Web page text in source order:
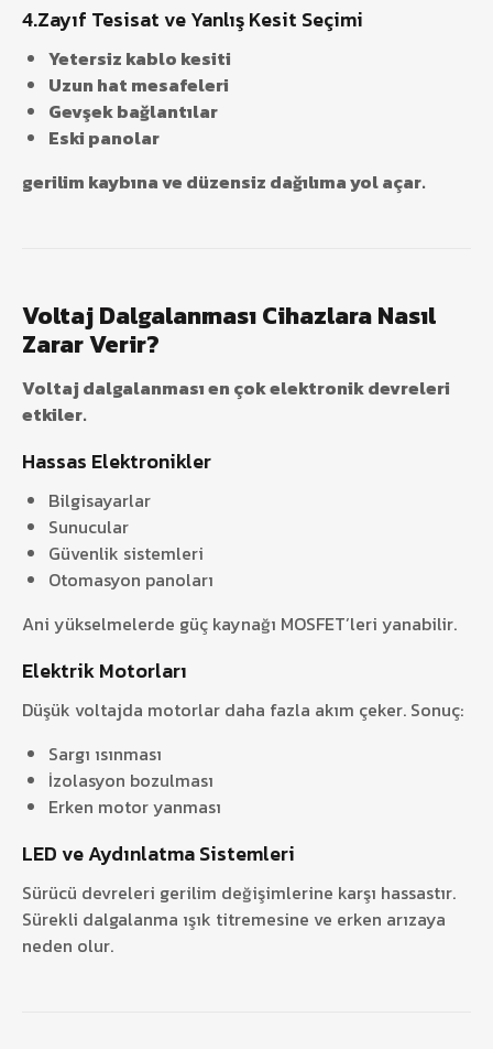
4.Zayıf Tesisat ve Yanlış Kesit Seçimi
Yetersiz kablo kesiti
Uzun hat mesafeleri
Gevşek bağlantılar
Eski panolar
gerilim kaybına ve düzensiz dağılıma yol açar.
Voltaj Dalgalanması Cihazlara Nasıl
Zarar Verir?
Voltaj dalgalanması en çok elektronik devreleri
etkiler.
Hassas Elektronikler
Bilgisayarlar
Sunucular
Güvenlik sistemleri
Otomasyon panoları
Ani yükselmelerde güç kaynağı MOSFET’leri yanabilir.
Elektrik Motorları
Düşük voltajda motorlar daha fazla akım çeker. Sonuç:
Sargı ısınması
İzolasyon bozulması
Erken motor yanması
LED ve Aydınlatma Sistemleri
Sürücü devreleri gerilim değişimlerine karşı hassastır.
Sürekli dalgalanma ışık titremesine ve erken arızaya
neden olur.